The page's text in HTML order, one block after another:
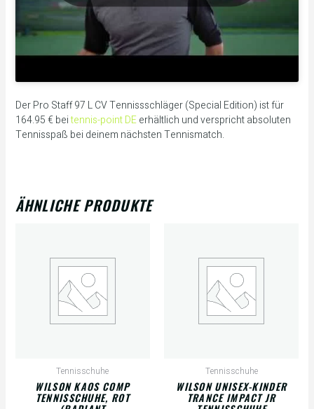
Der Pro Staff 97 L CV Tennissschläger (Special Edition) ist für
164.95 € beitennis-point DEerhältlich und verspricht absoluten
Tennisspaß bei deinem nächsten Tennismatch.
ÄHNLICHE PRODUKTE
Tennisschuhe
WILSON KAOS COMP
TENNISSCHUHE, ROT
Tennisschuhe
WILSON UNISEX-KINDER
TRANCE IMPACT JR